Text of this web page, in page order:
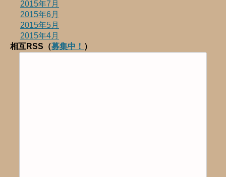
2015年7月
2015年6月
2015年5月
2015年4月
相互RSS（募集中！ ）